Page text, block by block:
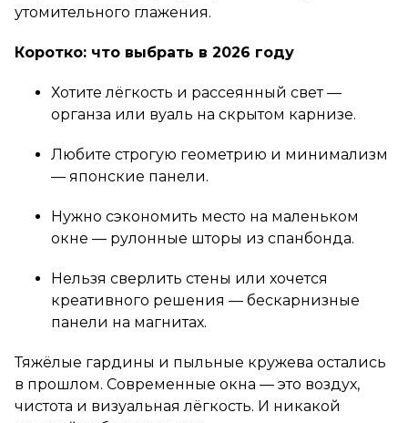
утомительного глажения.
Коротко: что выбрать в 2026 году
Хотите лёгкость и рассеянный свет —
органза или вуаль на скрытом карнизе.
Любите строгую геометрию и минимализм
— японские панели.
Нужно сэкономить место на маленьком
окне — рулонные шторы из спанбонда.
Нельзя сверлить стены или хочется
креативного решения — бескарнизные
панели на магнитах.
Тяжёлые гардины и пыльные кружева остались
в прошлом. Современные окна — это воздух,
чистота и визуальная лёгкость. И никакой